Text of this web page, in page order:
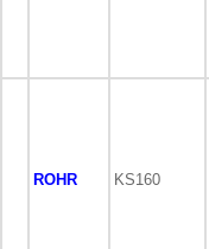
ROHR KS160